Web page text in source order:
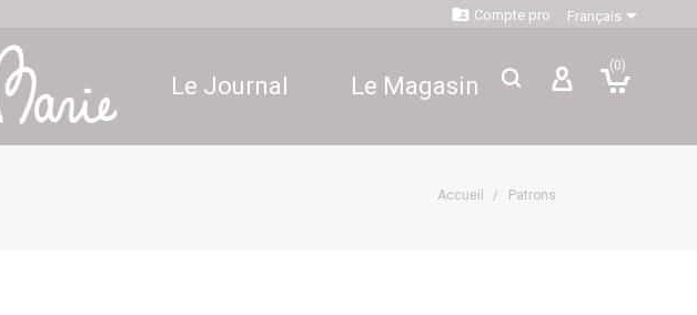
Le Journal Le Magasin
 Compte pro Français
(0)
Accueil Patrons